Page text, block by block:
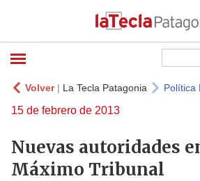
Volver| La Tecla Patagonia Política
15 de febrero de 2013
Nuevas autoridades
Máximo Tribunal